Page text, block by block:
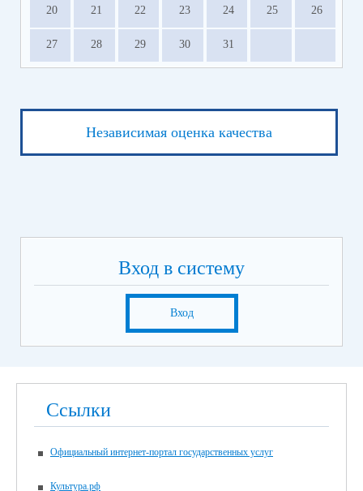
20 21 22 23 24 25 26
27 28 29 30 31
Независимая оценка качества
Вход в систему
Вход
Ссылки
Официальный интернет-портал государственных услуг
Культура.рф